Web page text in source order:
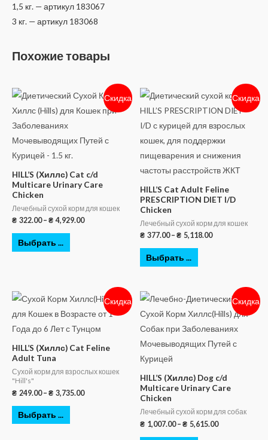
1,5 кг. — артикул 183067
3 кг. — артикул 183068
Похожие товары
Скидка
HILL’S (Хиллс) Cat c/d
Multicare Urinary Care
Chicken
Лечебный сухой корм для кошек
₴ 322.00– ₴ 4,929.00
Выбрать ...
Скидка
HILL’S Cat Adult Feline
PRESCRIPTION DIET I/D
Chicken
Лечебный сухой корм для кошек
₴ 377.00– ₴ 5,118.00
Выбрать ...
Скидка
HILL’S (Хиллс) Cat Feline
Adult Tuna
Сухой корм для взрослых кошек
"Hill's"
₴ 249.00– ₴ 3,735.00
Выбрать ...
Скидка
HILL’S (Хиллс) Dog c/d
Multicare Urinary Care
Chicken
Лечебный сухой корм для собак
₴ 1,007.00– ₴ 5,615.00